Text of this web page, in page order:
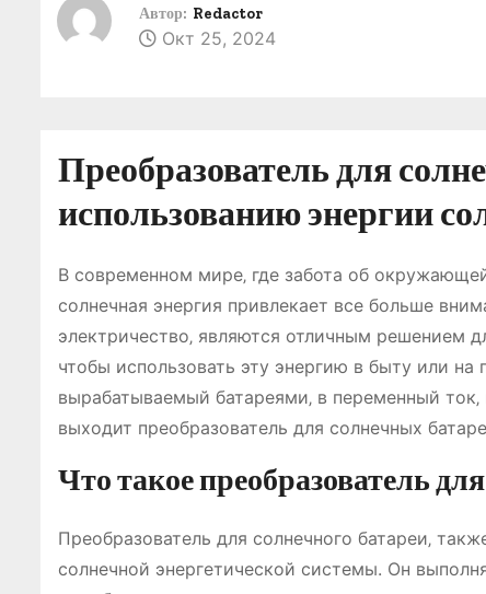
Автор: Redactor
Окт 25, 2024
Преобразователь для
использованию энергии
В современном мире‚ где забота об
солнечная энергия привлекает все больше
электричество‚ являются отличным решением
чтобы использовать эту энергию в быту или на
вырабатываемый батареями‚ в переменный
выходит преобразователь для солнечных
Что такое преобразователь
Преобразователь для солнечного батареи‚
солнечной энергетической системы. Он